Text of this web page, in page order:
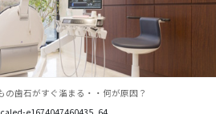
の歯石がすぐ溜まる・・何が原因？